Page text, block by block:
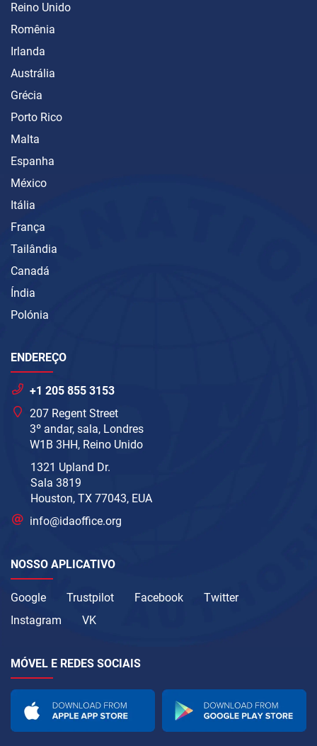
Reino Unido
Romênia
Irlanda
Austrália
Grécia
Porto Rico
Malta
Espanha
México
Itália
França
Tailândia
Canadá
Índia
Polónia
ENDEREÇO
+1 205 855 3153
207 Regent Street
3º andar, sala, Londres
W1B 3HH, Reino Unido
1321 Upland Dr.
Sala 3819
Houston, TX 77043, EUA
info@idaoffice.org
NOSSO APLICATIVO
Google Trustpilot Facebook
Twitter
Instagram
VK
MÓVEL E REDES SOCIAIS